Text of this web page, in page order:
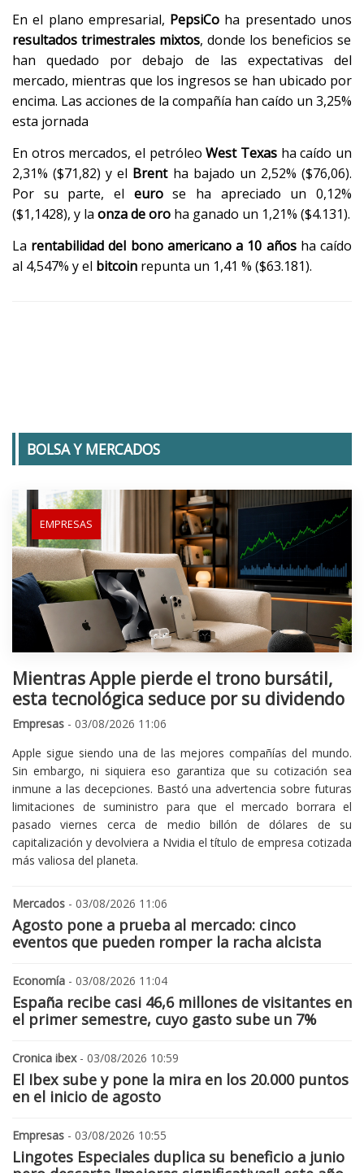
En el plano empresarial, PepsiCo ha presentado unos
resultados trimestrales mixtos, donde los beneficios se
han quedado por debajo de las expectativas del
mercado, mientras que los ingresos se han ubicado por
encima. Las acciones de la compañía han caído un 3,25%
esta jornada
En otros mercados, el petróleoWest Texas ha caído un
2,31% ($71,82) y el Brentha bajado un 2,52% ($76,06).
Por su parte, el eurose ha apreciado un 0,12%
($1,1428), y la onza de oro ha ganado un 1,21% ($4.131).
La rentabilidad del bono americano a 10 añosha caído
al 4,547% y el bitcoin repunta un 1,41 % ($63.181).
BOLSA Y MERCADOS
EMPRESAS
Mientras Apple pierde el trono bursátil,
esta tecnológica seduce por su dividendo
Empresas - 03/08/2026 11:06
Apple sigue siendo una de las mejores compañías del mundo.
Sin embargo, ni siquiera eso garantiza que su cotización sea
inmune a las decepciones. Bastó una advertencia sobre futuras
limitaciones de suministro para que el mercado borrara el
pasado viernes cerca de medio billón de dólares de su
capitalización y devolviera a Nvidia el título de empresa cotizada
más valiosa del planeta.
Mercados - 03/08/2026 11:06
Agosto pone a prueba al mercado: cinco
eventos que pueden romper la racha alcista
Economía - 03/08/2026 11:04
España recibe casi 46,6 millones de visitantes en
el primer semestre, cuyo gasto sube un 7%
Cronica ibex- 03/08/2026 10:59
El Ibex sube y pone la mira en los 20.000 puntos
en el inicio de agosto
Empresas - 03/08/2026 10:55
Lingotes Especiales duplica su beneficio a junio